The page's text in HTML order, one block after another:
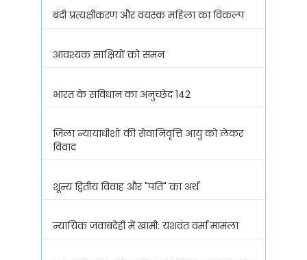
बंदी प्रत्यक्षीकरण और वयस्क महिला का विकल्प
आवश्यक साक्षियों को समन
भारत के संविधान का अनुच्छेद 142
जिला न्यायाधीशों की सेवानिवृत्ति आयु को लेकर
विवाद
शून्य द्वितीय विवाह और "पति" का अर्थ
न्यायिक जवाबदेही में खामी: यशवंत वर्मा मामला